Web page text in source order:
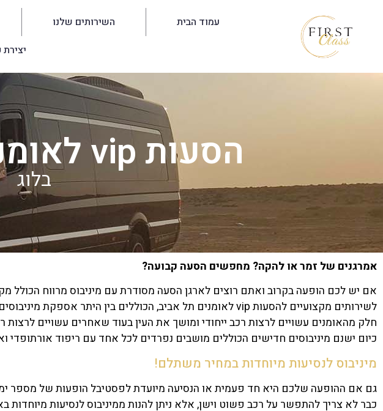
עמוד הבית השירותים שלנו
הסעות vip לאומנים תל אביב
בלוג
אמרגנים של זמר או להקה? מחפשים הסעה קבועה?
אם יש לכם הופעה בקרוב ואתם רוצים לארגן הסעה מסודרת עם מיניבוס מרווח הכולל
לשירותים מקצועיים להסעות vipלאומנים תל אביב, הכוללים בין היתר אספקת מיניבוסים מפוארים לעד 20
חלק מהאומנים עשויים לרצות רכב ייחודי ומושך את העין בעוד שאחרים עשויים
כיום ישנם מיניבוסים חדישים הכוללים מושבים נפרדים לכל אחד עם ריפוד אורתופדי
מיניבוס לנסיעות מיוחדות במחיר משתלם!
גם אם ההופעה שלכם היא חד פעמית או הנסיעה מיועדת לפסטיבל הופעות של מספר
כבר לא צריך להתפשר על רכב פשוט וישן, אלא ניתן להנות ממיניבוס לנסיעות